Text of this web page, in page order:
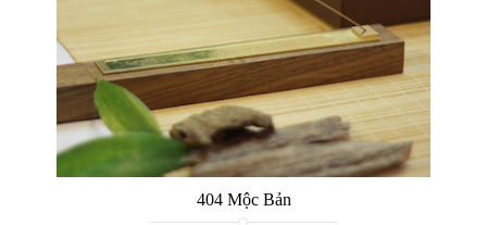
404 Mộc Bản